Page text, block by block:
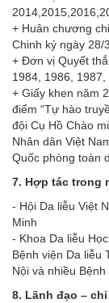
+ Huân chương
Chinh ký ngày 28/
+ Đơn vị Quyết
1984, 1986, 1987,
+ Giấy khen năm
điểm “Tự hào
đội Cụ Hồ Chào
Nhân dân Việt
Quốc phòng toàn
7. Hợp tác trong
- Hội Da liễu Việt
Minh
- Khoa Da liễu
Bệnh viện Da liễu
Nội và nhiều
8. Lãnh đạo –